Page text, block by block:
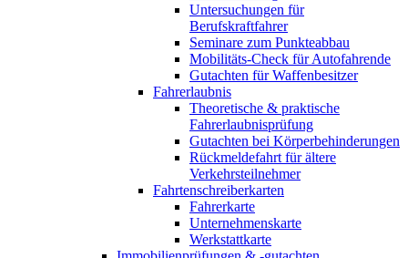
Untersuchungen für
Berufskraftfahrer
Seminare zum Punkteabbau
Mobilitäts-Check für Autofahrende
Gutachten für Waffenbesitzer
Fahrerlaubnis
Theoretische & praktische
Fahrerlaubnisprüfung
Gutachten bei Körperbehinderungen
Rückmeldefahrt für ältere
Verkehrsteilnehmer
Fahrtenschreiberkarten
Fahrerkarte
Unternehmenskarte
Werkstattkarte